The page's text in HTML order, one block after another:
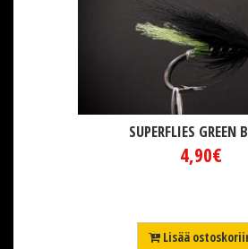
SUPERFLIES GREEN
4,90€
Lisää